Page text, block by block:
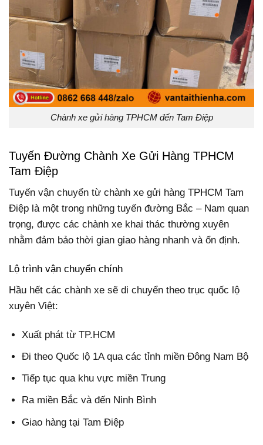
Chành xe gửi hàng TPHCM đến Tam Điệp
Tuyến Đường Chành Xe Gửi Hàng TPHCM
Tam Điệp
Tuyến vận chuyển từ chành xe gửi hàng TPHCM Tam
Điệp là một trong những tuyến đường Bắc – Nam quan
trọng, được các chành xe khai thác thường xuyên
nhằm đảm bảo thời gian giao hàng nhanh và ổn định.
Lộ trình vận chuyển chính
Hầu hết các chành xe sẽ di chuyển theo trục quốc lộ
xuyên Việt:
Xuất phát từ TP.HCM
Đi theo Quốc lộ 1A qua các tỉnh miền Đông Nam Bộ
Tiếp tục qua khu vực miền Trung
Ra miền Bắc và đến Ninh Bình
Giao hàng tại Tam Điệp